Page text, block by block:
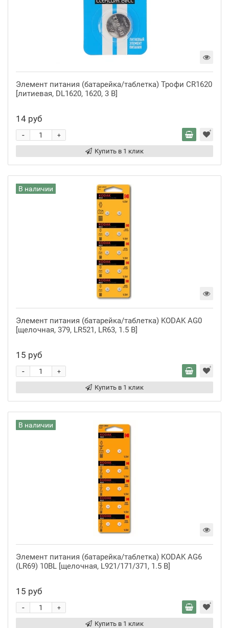
Элемент питания (батарейка/таблетка) Трофи CR1620
[литиевая, DL1620, 1620, 3 В]
14 руб
+
-
Купить в 1 клик
В наличии
Элемент питания (батарейка/таблетка) KODAK AG0
[щелочная, 379, LR521, LR63, 1.5 В]
15 руб
+
-
Купить в 1 клик
В наличии
Элемент питания (батарейка/таблетка) KODAK AG6
(LR69) 10BL [щелочная, L921/171/371, 1.5 В]
15 руб
+
-
Купить в 1 клик